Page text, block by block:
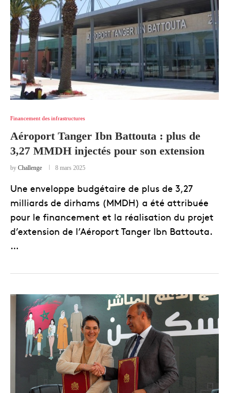
Financement des infrastructures
Aéroport Tanger Ibn Battouta : plus de
3,27 MMDH injectés pour son extension
by Challenge 8 mars 2025
Une enveloppe budgétaire de plus de 3,27
milliards de dirhams (MMDH) a été attribuée
pour le financement et la réalisation du projet
d’extension de l’Aéroport Tanger Ibn Battouta.
…